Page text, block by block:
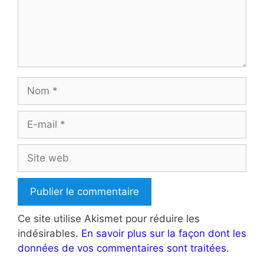
Nom
Site
web
Ce site utilise Akismet pour réduire les
indésirables. En savoir plus sur la façon dont les
données de vos commentaires sont traitées.